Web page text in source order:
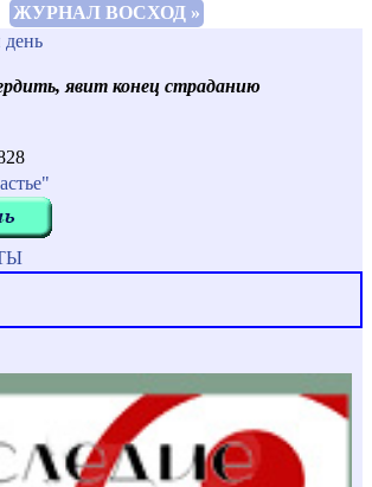
ЖУРНАЛ ВОСХОД »
явит конец страданию